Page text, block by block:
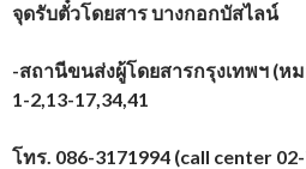
จุดรับตั๋วโดยสาร บางกอกบัสไลน์
-สถานีขนส่งผู้โดยสารกรุงเทพฯ (ห
1-2,13-17,34,41
โทร. 086-3171994 (call center